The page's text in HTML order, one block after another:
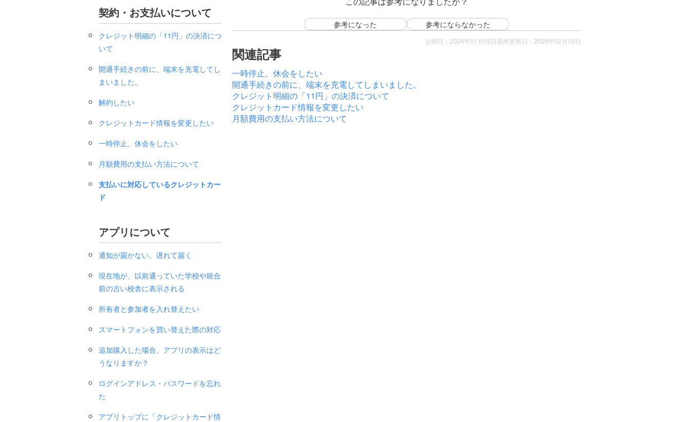
参考になった 参考にならなかった
公開日：2024年01月05日 最終更新日：2026年02月10日
関連記事
一時停止、休会をしたい
開通手続きの前に、端末を充電してしまいました。
クレジット明細の「11円」の決済について
クレジットカード情報を変更したい
月額費用の支払い方法について
契約・お支払いについて
クレジット明細の「11円」の決済につ
いて
開通手続きの前に、端末を充電してし
まいました。
解約したい
クレジットカード情報を変更したい
一時停止、休会をしたい
月額費用の支払い方法について
支払いに対応しているクレジットカー
ド
アプリについて
通知が届かない、遅れて届く
現在地が、以前通っていた学校や統合
前の古い校舎に表示される
所有者と参加者を入れ替えたい
スマートフォンを買い替えた際の対応
追加購入した場合、アプリの表示はど
うなりますか？
ログインアドレス・パスワードを忘れ
た
アプリトップに「クレジットカード情